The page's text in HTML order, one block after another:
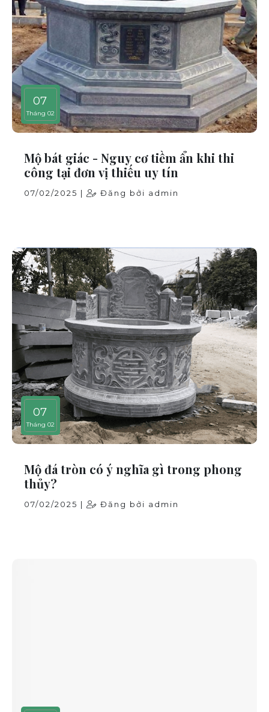
07
Tháng 02
Mộ bát giác - Nguy cơ tiềm ẩn khi thi
công tại đơn vị thiếu uy tín
07/02/2025 | Đăng bởi admin
07
Tháng 02
Mộ đá tròn có ý nghĩa gì trong phong
thủy?
07/02/2025 | Đăng bởi admin